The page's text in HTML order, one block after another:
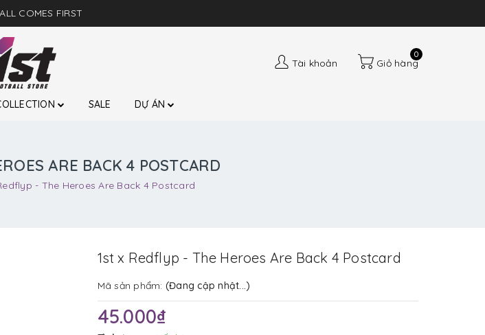
COMES FIRST
0
Giỏ hàng
Tài khoản
SALE DỰ ÁN
ARE BACK 4 POSTCARD
- The Heroes Are Back 4 Postcard
1st x Redflyp - The Heroes Are Back 4 Postcard
Mã sản phẩm: (Đang cập nhật...)
45.000₫